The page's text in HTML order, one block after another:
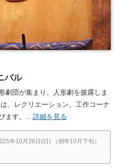
バル
劇団が集まり、人形劇を披露しま
、レクリエーション、工作コーナ
ます。...詳細を見る
年10月26日(日) （例年10月下旬）